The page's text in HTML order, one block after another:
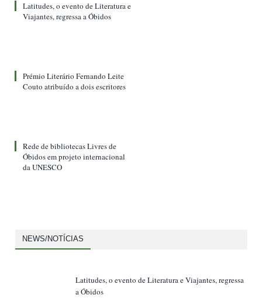
Latitudes, o evento de Literatura e
Viajantes, regressa a Óbidos
Prémio Literário Fernando Leite
Couto atribuído a dois escritores
Rede de bibliotecas Livres de
Óbidos em projeto internacional
da UNESCO
NEWS/NOTÍCIAS
Latitudes, o evento de Literatura e Viajantes, regressa
a Óbidos